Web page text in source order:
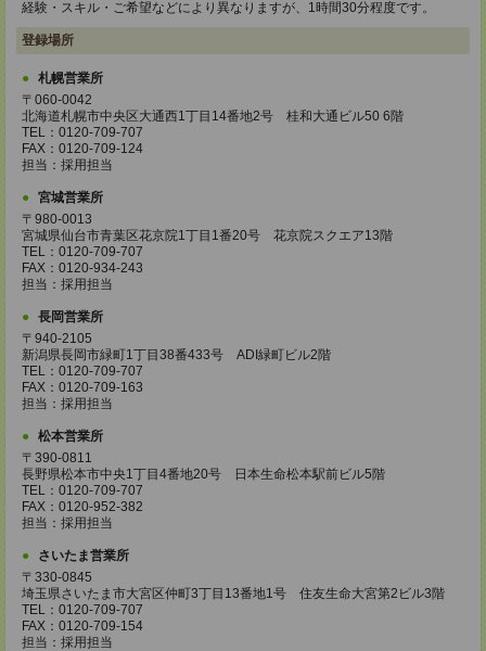
経験・スキル・ご希望などにより異なりますが、1時間30分程度です。
登録場所
札幌営業所
〒060-0042
北海道札幌市中央区大通西1丁目14番地2号 桂和大通ビル50 6階
TEL：0120-709-707
FAX：0120-709-124
担当：採用担当
宮城営業所
〒980-0013
宮城県仙台市青葉区花京院1丁目1番20号 花京院スクエア13階
TEL：0120-709-707
FAX：0120-934-243
担当：採用担当
長岡営業所
〒940-2105
新潟県長岡市緑町1丁目38番433号 ADI緑町ビル2階
TEL：0120-709-707
FAX：0120-709-163
担当：採用担当
松本営業所
〒390-0811
長野県松本市中央1丁目4番地20号 日本生命松本駅前ビル5階
TEL：0120-709-707
FAX：0120-952-382
担当：採用担当
さいたま営業所
〒330-0845
埼玉県さいたま市大宮区仲町3丁目13番地1号 住友生命大宮第2ビル3階
TEL：0120-709-707
FAX：0120-709-154
担当：採用担当